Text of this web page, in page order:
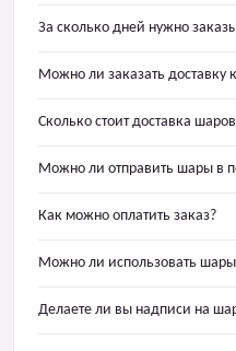
За сколько дней нужно
Можно ли заказать доставку
Сколько стоит доставка
Можно ли отправить шары в
Как можно оплатить заказ?
Можно ли использовать
Делаете ли вы надписи на